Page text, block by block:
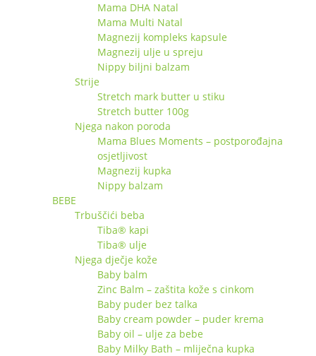
Mama DHA Natal
Mama Multi Natal
Magnezij kompleks kapsule
Magnezij ulje u spreju
Nippy biljni balzam
Strije
Stretch mark butter u stiku
Stretch butter 100g
Njega nakon poroda
Mama Blues Moments – postporođajna
osjetljivost
Magnezij kupka
Nippy balzam
BEBE
Trbuščići beba
Tiba® kapi
Tiba® ulje
Njega dječje kože
Baby balm
Zinc Balm – zaštita kože s cinkom
Baby puder bez talka
Baby cream powder – puder krema
Baby oil – ulje za bebe
Baby Milky Bath – mliječna kupka